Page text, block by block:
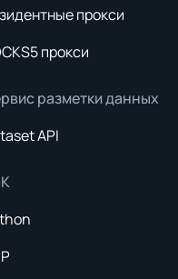
прокси
прокси
разметки данных
API